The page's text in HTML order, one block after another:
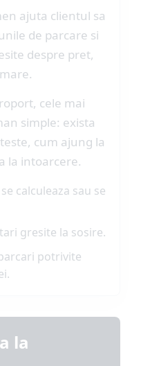
ajuta clientul sa
de parcare si
despre pret,
cele mai
simple: exista
cum ajung la
la intoarcere.
calculeaza sau se
gresite la sosire.
potrivite
la